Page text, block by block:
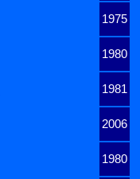
1975
1980
1981
2006
1980